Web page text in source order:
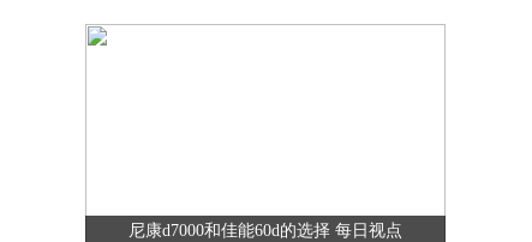
尼康d7000和佳能60d的选择 每日视点